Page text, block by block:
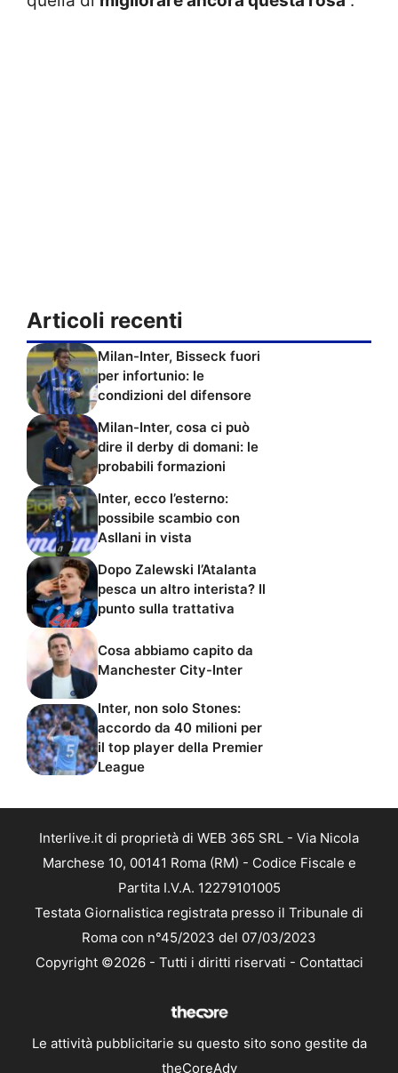
Articoli recenti
Milan-Inter, Bisseck fuori
per infortunio: le
condizioni del difensore
Milan-Inter, cosa ci può
dire il derby di domani: le
probabili formazioni
Inter, ecco l’esterno:
possibile scambio con
Asllani in vista
Dopo Zalewski l’Atalanta
pesca un altro interista? Il
punto sulla trattativa
Cosa abbiamo capito da
Manchester City-Inter
Inter, non solo Stones:
accordo da 40 milioni per
il top player della Premier
League
Interlive.it di proprietà di WEB 365 SRL - Via Nicola
Marchese 10, 00141 Roma (RM) - Codice Fiscale e
Partita I.V.A. 12279101005
Testata Giornalistica registrata presso il Tribunale di
Roma con n°45/2023 del 07/03/2023
Copyright ©2026 - Tutti i diritti riservati - Contattaci
Le attività pubblicitarie su questo sito sono gestite da
theCoreAdv